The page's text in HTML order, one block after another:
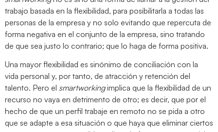
trabajo basada en la flexibilidad, para posibilitarla a todas las
personas de la empresa y no solo evitando que repercuta de
forma negativa en el conjunto de la empresa, sino tratando
de que sea justo lo contrario; que lo haga de forma positiva.
Una mayor flexibilidad es sinónimo de conciliación con la
vida personal y, por tanto, de atracción y retención del
talento. Pero el smartworkingimplica que la flexibilidad de un
recurso no vaya en detrimento de otro; es decir, que por el
hecho de que un perfil trabaje en remoto no se pida a otro
que se adapte a esa situación o que haya que eliminar ciertos